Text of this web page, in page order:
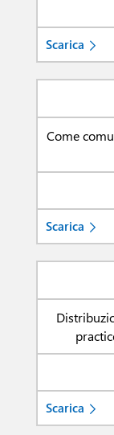
Scarica
Come
Scarica
Scarica